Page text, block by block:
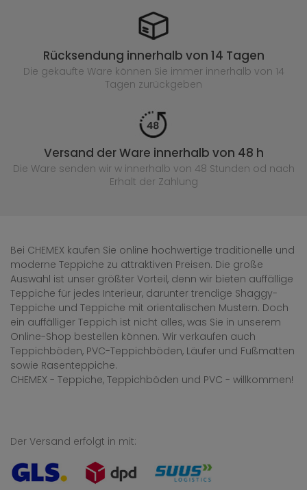
Rücksendung innerhalb von 14 Tagen
Die gekaufte Ware können Sie immer innerhalb von 14
Tagen zurückgeben
Versand der Ware innerhalb von 48 h
Die Ware senden wir w innerhalb von 48 Stunden od nach
Erhalt der Zahlung
Bei CHEMEX kaufen Sie online hochwertige traditionelle und
moderne Teppiche zu attraktiven Preisen. Die große
Auswahl ist unser größter Vorteil, denn wir bieten auffällige
Teppiche für jedes Interieur, darunter trendige Shaggy-
Teppiche und Teppiche mit orientalischen Mustern. Doch
ein auffälliger Teppich ist nicht alles, was Sie in unserem
Online-Shop bestellen können. Wir verkaufen auch
Teppichböden, PVC-Teppichböden, Läufer und Fußmatten
sowie Rasenteppiche.
CHEMEX - Teppiche, Teppichböden und PVC - willkommen!
Der Versand erfolgt in mit: